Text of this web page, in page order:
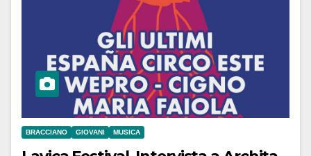
BRACCIANO GIOVANI MUSICA